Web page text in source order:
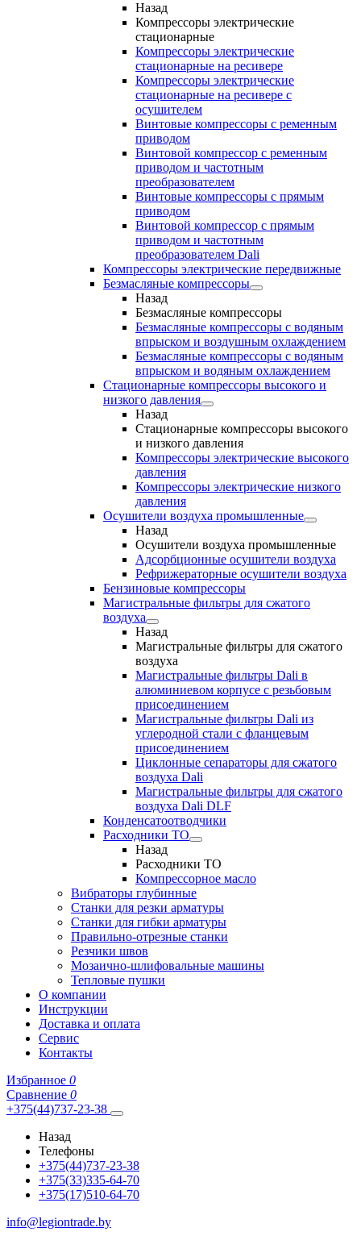
Назад
Компрессоры электрические
стационарные
Компрессоры электрические
стационарные на ресивере
Компрессоры электрические
стационарные на ресивере с
осушителем
Винтовые компрессоры с ременным
приводом
Винтовой компрессор с ременным
приводом и частотным
преобразователем
Винтовые компрессоры с прямым
приводом
Винтовой компрессор с прямым
приводом и частотным
преобразователем Dali
Компрессоры электрические передвижные
Безмасляные компрессоры
Назад
Безмасляные компрессоры
Безмасляные компрессоры с водяным
впрыском и воздушным охлаждением
Безмасляные компрессоры с водяным
впрыском и водяным охлаждением
Стационарные компрессоры высокого и
низкого давления
Назад
Стационарные компрессоры высокого
и низкого давления
Компрессоры электрические высокого
давления
Компрессоры электрические низкого
давления
Осушители воздуха промышленные
Назад
Осушители воздуха промышленные
Адсорбционные осушители воздуха
Рефрижераторные осушители воздуха
Бензиновые компрессоры
Магистральные фильтры для сжатого
воздуха
Назад
Магистральные фильтры для сжатого
воздуха
Магистральные фильтры Dali в
алюминиевом корпусе с резьбовым
присоединением
Магистральные фильтры Dali из
углеродной стали с фланцевым
присоединением
Циклонные сепараторы для сжатого
воздуха Dali
Магистральные фильтры для сжатого
воздуха Dali DLF
Конденсатоотводчики
Расходники ТО
Назад
Расходники ТО
Компрессорное масло
Вибраторы глубинные
Станки для резки арматуры
Станки для гибки арматуры
Правильно-отрезные станки
Резчики швов
Мозаично-шлифовальные машины
Тепловые пушки
О компании
Инструкции
Доставка и оплата
Сервис
Контакты
Избранное 0
Сравнение 0
+375(44)737-23-38
Назад
Телефоны
+375(44)737-23-38
+375(33)335-64-70
+375(17)510-64-70
info@legiontrade.by